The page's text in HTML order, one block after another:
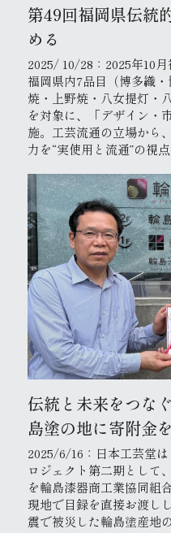
第49回福岡県伝統
める
2025/ 10/28：2025年10
福岡県内7品目（博多織
焼・上野焼・八女提灯・
を対象に、「デザイン・
施。工芸流通の立場から
力を“実使用と流通”の視
伝統と未来をつな
島塗の地に寄附金
2025/6/16：日本工芸堂
ロジェクト第二期として
を輪島漆器商工業協同組
現地で目録を直接お渡し
震で被災した輪島塗産地